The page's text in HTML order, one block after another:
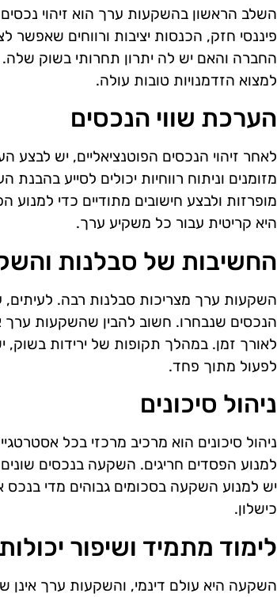
השלב הראשון בהשקעות ערך הוא זיהוי
פיננסי חזק, הכנסות יציבות ורווחים
החברה והאם יש לה יתרון תחרותי בשוק
למצוא הזדמנויות טובות עולה.
הערכת שווי הנכסים
לאחר זיהוי הנכסים הפוטנציאליים, יש לבצע
מזומנים וניתוח רווחיות יכולים לסייע
מופרזות ולבצע חישובים מתודיים כדי
היא קריטית עבור כל משקיע ערך.
החשיבות של סבלנות
השקעות ערך מצריכות סבלנות רבה.
הנכסים שנבחרו. חשוב להבין שהשקעות ערך
לאורך זמן. במהלך תקופות של ירידות בשוק,
לפעול מתוך פחד.
ניהול סיכונים
ניהול סיכונים הוא מרכיב מרכזי בכל
למנוע הפסדים חריגים. השקעה בנכסים
יש למנוע השקעה בסכומים גבוהים מדי
כישלון.
לימוד מתמיד ושיפור יכולות
השקעה היא עולם דינמי, והשקעות ערך אינן